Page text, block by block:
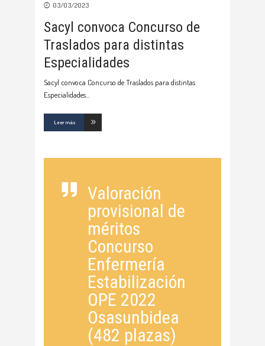
03/03/2023
Sacyl convoca Concurso de
Traslados para distintas
Especialidades
Sacyl convoca Concurso de Traslados para distintas
Especialidades
Leer más
Valoración
provisional de
méritos
Concurso
Enfermería
Estabilización
OPE 2022
Osasunbidea
(482 plazas)